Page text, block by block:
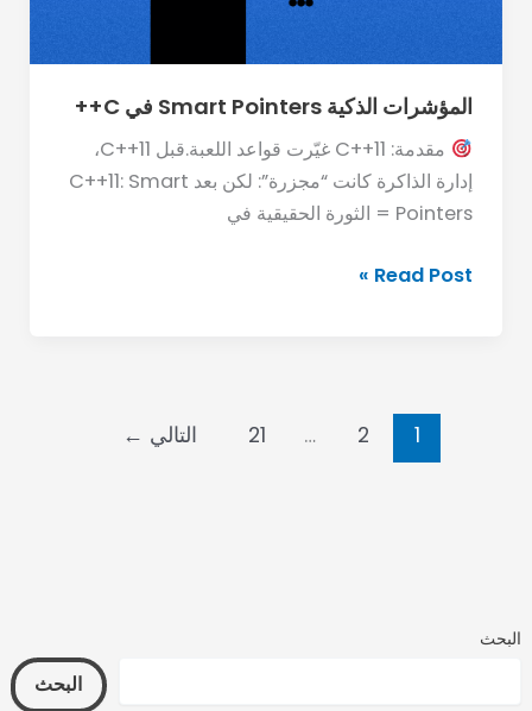
البحث
البحث
المؤشرات الذكية Smart Pointers في C++
مقدمة: C++11 غيّرت قواعد اللعبة.قبل C++11،
إدارة الذاكرة كانت “مجزرة”: لكن بعد C++11: Smart
Pointers = الثورة الحقيقية في
Read Post »
1
2
…
21 التالي ←